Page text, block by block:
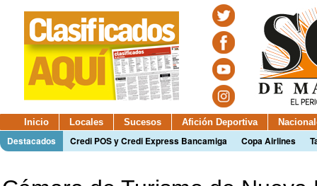
Inicio Locales Sucesos Afición Deportiva
Destacados Credi POS y Credi Express Bancamiga Copa Airlines